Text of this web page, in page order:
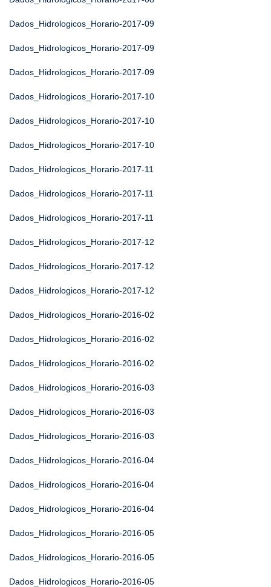
Dados_Hidrologicos_Horario-2017-09
Dados_Hidrologicos_Horario-2017-09
Dados_Hidrologicos_Horario-2017-09
Dados_Hidrologicos_Horario-2017-10
Dados_Hidrologicos_Horario-2017-10
Dados_Hidrologicos_Horario-2017-10
Dados_Hidrologicos_Horario-2017-11
Dados_Hidrologicos_Horario-2017-11
Dados_Hidrologicos_Horario-2017-11
Dados_Hidrologicos_Horario-2017-12
Dados_Hidrologicos_Horario-2017-12
Dados_Hidrologicos_Horario-2017-12
Dados_Hidrologicos_Horario-2016-02
Dados_Hidrologicos_Horario-2016-02
Dados_Hidrologicos_Horario-2016-02
Dados_Hidrologicos_Horario-2016-03
Dados_Hidrologicos_Horario-2016-03
Dados_Hidrologicos_Horario-2016-03
Dados_Hidrologicos_Horario-2016-04
Dados_Hidrologicos_Horario-2016-04
Dados_Hidrologicos_Horario-2016-04
Dados_Hidrologicos_Horario-2016-05
Dados_Hidrologicos_Horario-2016-05
Dados_Hidrologicos_Horario-2016-05